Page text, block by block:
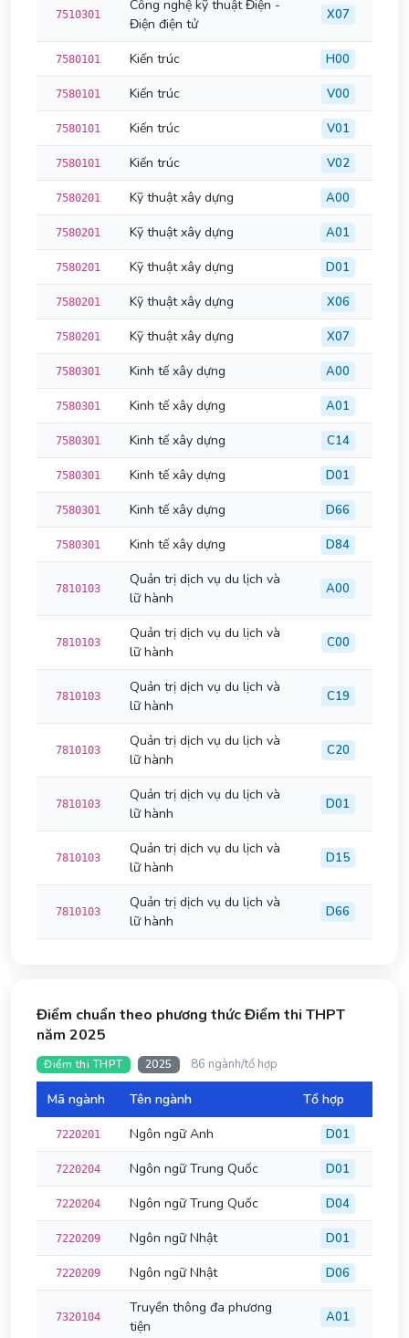
7510301
Công nghệ kỹ thuật Điện -
Điện điện tử
X07
7580101 Kiến trúc H00
7580101 Kiến trúc V00
7580101 Kiến trúc V01
7580101 Kiến trúc V02
7580201 Kỹ thuật xây dựng A00
7580201 Kỹ thuật xây dựng A01
7580201 Kỹ thuật xây dựng D01
7580201 Kỹ thuật xây dựng X06
7580201 Kỹ thuật xây dựng X07
7580301 Kinh tế xây dựng A00
7580301 Kinh tế xây dựng A01
7580301 Kinh tế xây dựng C14
7580301 Kinh tế xây dựng D01
7580301 Kinh tế xây dựng D66
7580301 Kinh tế xây dựng D84
7810103
Quản trị dịch vụ du lịch và
lữ hành
A00
7810103
Quản trị dịch vụ du lịch và
lữ hành
C00
7810103
Quản trị dịch vụ du lịch và
lữ hành
C19
7810103
Quản trị dịch vụ du lịch và
lữ hành
C20
7810103
Quản trị dịch vụ du lịch và
lữ hành
D01
7810103
Quản trị dịch vụ du lịch và
lữ hành
D15
7810103
Quản trị dịch vụ du lịch và
lữ hành
D66
Điểm chuẩn theo phương thức Điểm thi THPT
năm 2025
Điểm thi THPT 2025 86 ngành/tổ hợp
Mã ngành Tên ngành Tổ hợp
7220201 Ngôn ngữ Anh D01
7220204 Ngôn ngữ Trung Quốc D01
7220204 Ngôn ngữ Trung Quốc D04
7220209 Ngôn ngữ Nhật D01
7220209 Ngôn ngữ Nhật D06
7320104
Truyền thông đa phương
tiện
A01